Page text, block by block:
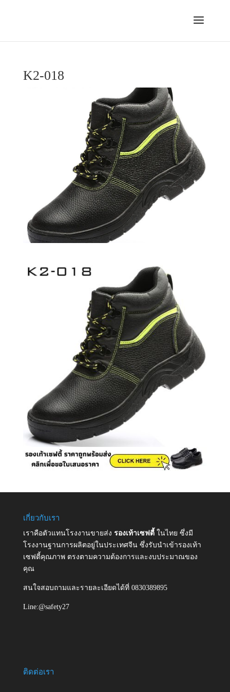
K2-018
เกี่ยวกับเรา
เราคือตัวแทนโรงงานขายส่ง รองเท้าเซฟตี้ ในไทย ซึ่งมี
โรงงานฐานการผลิตอยู่ในประเทศจีน ซึ่งรับนำเข้ารองเท้า
เซฟตี้คุณภาพ ตรงตามความต้องการและงบประมาณของ
คุณ
สนใจสอบถามและรายละเอียดได้ที่ 0830389895
Line:@safety27
ติดต่อเรา